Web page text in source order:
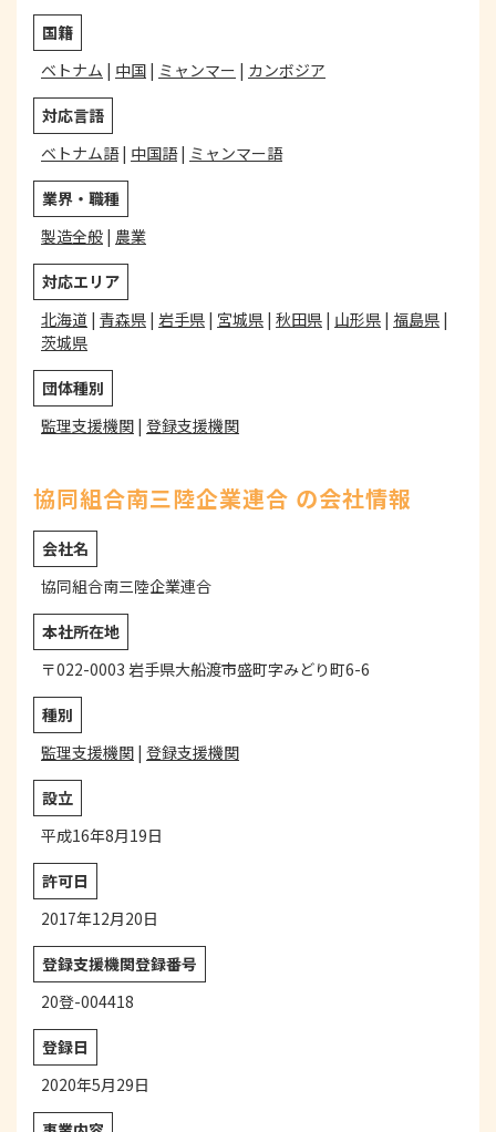
国籍
ベトナム | 中国 | ミャンマー | カンボジア
対応言語
ベトナム語| 中国語| ミャンマー語
業界・職種
製造全般 | 農業
対応エリア
北海道 | 青森県 | 岩手県 | 宮城県 | 秋田県 | 山形県 | 福島県 |
茨城県
団体種別
監理支援機関 | 登録支援機関
協同組合南三陸企業連合 の会社情報
会社名
協同組合南三陸企業連合
本社所在地
〒022-0003 岩手県大船渡市盛町字みどり町6-6
種別
監理支援機関 | 登録支援機関
設立
平成16年8月19日
許可日
2017年12月20日
登録支援機関登録番号
20登-004418
登録日
2020年5月29日